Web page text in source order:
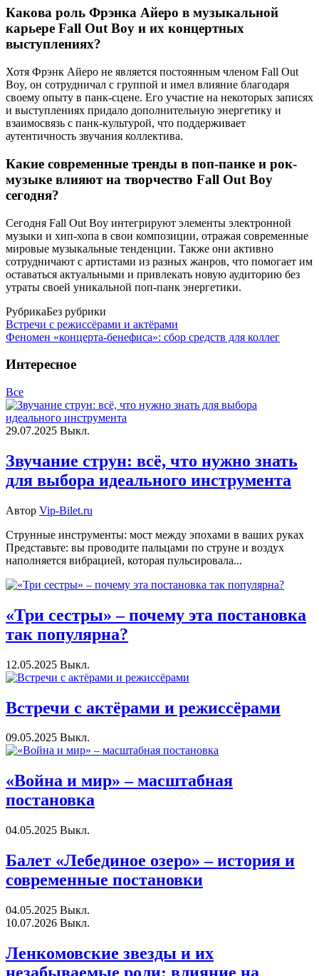
Какова роль Фрэнка Айеро в музыкальной
карьере Fall Out Boy и их концертных
выступлениях?
Хотя Фрэнк Айеро не является постоянным членом Fall Out
Boy, он сотрудничал с группой и имел влияние благодаря
своему опыту в панк-сцене. Его участие на некоторых записях
и выступлениях придало дополнительную энергетику и
взаимосвязь с панк-культурой, что поддерживает
аутентичность звучания коллектива.
Какие современные тренды в поп-панке и рок-
музыке влияют на творчество Fall Out Boy
сегодня?
Сегодня Fall Out Boy интегрируют элементы электронной
музыки и хип-хопа в свои композиции, отражая современные
мировые музыкальные тенденции. Также они активно
сотрудничают с артистами из разных жанров, что помогает им
оставаться актуальными и привлекать новую аудиторию без
утраты своей уникальной поп-панк энергетики.
РубрикаБез рубрики
Встречи с режиссёрами и актёрами
Феномен «концерта-бенефиса»: сбор средств для коллег
Интересное
Все
29.07.2025 Выкл.
Звучание струн: всё, что нужно знать
для выбора идеального инструмента
Автор Vip-Bilet.ru
Струнные инструменты: мост между эпохами в ваших руках
Представьте: вы проводите пальцами по струне и воздух
наполняется вибрацией, которая пульсировала...
«Три сестры» – почему эта постановка
так популярна?
12.05.2025 Выкл.
Встречи с актёрами и режиссёрами
09.05.2025 Выкл.
«Война и мир» – масштабная
постановка
04.05.2025 Выкл.
Балет «Лебединое озеро» – история и
современные постановки
04.05.2025 Выкл.
10.07.2026 Выкл.
Ленкомовские звезды и их